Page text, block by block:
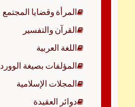
المرأة وقضايا المجتمع
القرآن والتفسير
اللغة العربية
المؤلفات بصيغة الوورد
المجلات الإسلامية
دوائر العقيدة